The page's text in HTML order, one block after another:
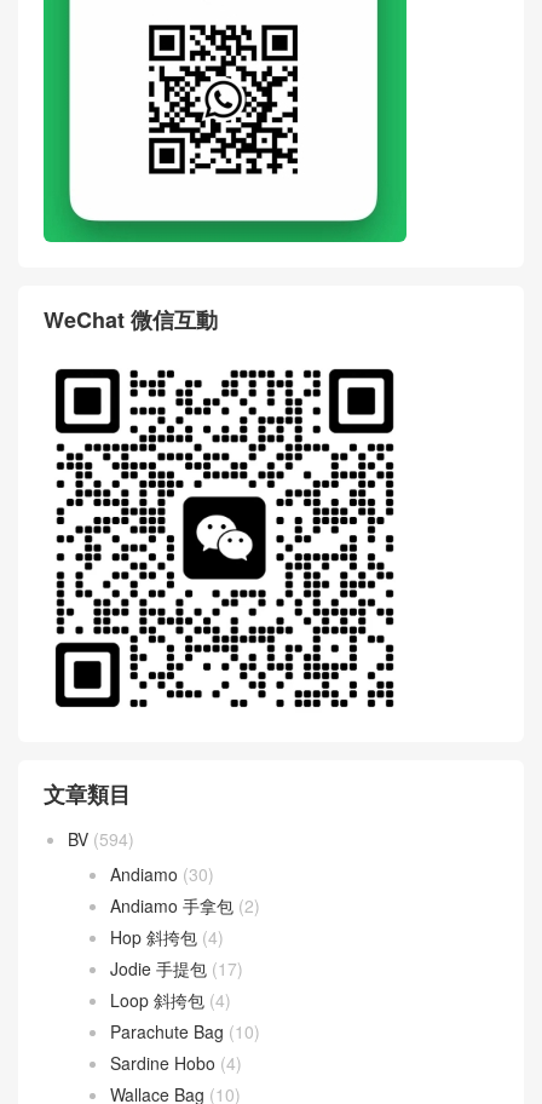
Andiamo
Andiamo 手拿包
Hop 斜挎包(4)
Jodie 手提包(17)
Loop 斜挎包(4)
Parachute Bag(10)
Sardine Hobo(4)
Wallace Bag(10)